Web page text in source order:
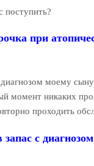
поступить?
при
моему
момент никаких
проходить
с